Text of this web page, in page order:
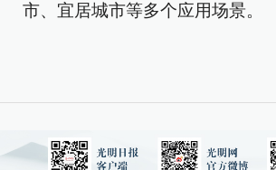
市、宜居城市等多个应用场景。